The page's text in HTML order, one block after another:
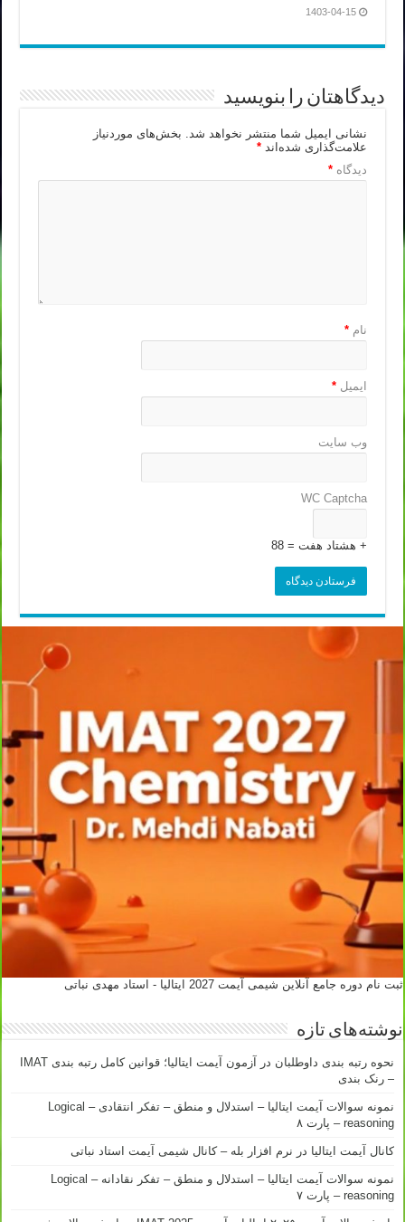
1403-04-15
دیدگاهتان را بنویسید
نشانی ایمیل شما منتشر نخواهد شد.
بخش‌های موردنیاز
علامت‌گذاری شده‌اند*
دیدگاه*
نام*
ایمیل*
وب‌ سایت
WC Captcha
+ هشتاد هفت = 88
ثبت نام دوره جامع آنلاین شیمی آیمت 2027 ایتالیا - استاد مهدی نباتی
نوشته‌های تازه
نحوه رتبه بندی داوطلبان در آزمون آیمت ایتالیا؛ قوانین کامل رتبه بندی IMAT
– رنک بندی
نمونه سوالات آیمت ایتالیا – استدلال و منطق – تفکر انتقادی – Logical
reasoning – پارت ۸
کانال آیمت ایتالیا در نرم افزار بله – کانال شیمی آیمت استاد نباتی
نمونه سوالات آیمت ایتالیا – استدلال و منطق – تفکر نقادانه – Logical
reasoning – پارت ۷